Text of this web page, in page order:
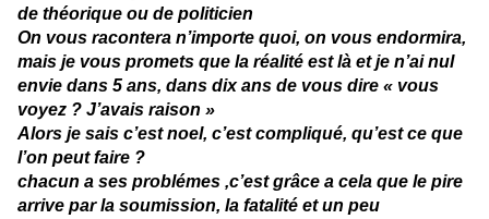
de théorique ou de politicien
On vous racontera n’importe quoi, on vous endormira,
mais je vous promets que la réalité est là et je n’ai nul
envie dans 5 ans, dans dix ans de vous dire « vous
voyez ? J’avais raison »
Alors je sais c’est noel, c’est compliqué, qu’est ce que
l’on peut faire ?
chacun a ses problémes ,c’est grâce a cela que le pire
arrive par la soumission, la fatalité et un peu